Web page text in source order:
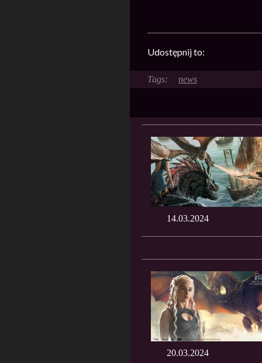
Udostępnij to:
news
14.03.2024
20.03.2024